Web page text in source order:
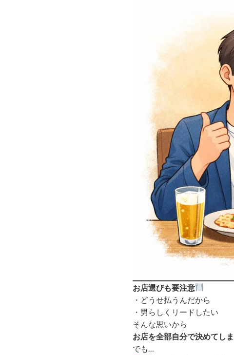
お店選びも要注意
・どうせ払うんだから
・男らしくリードしたい
そんな思いから
お店を全部自分で決めてし
でも…